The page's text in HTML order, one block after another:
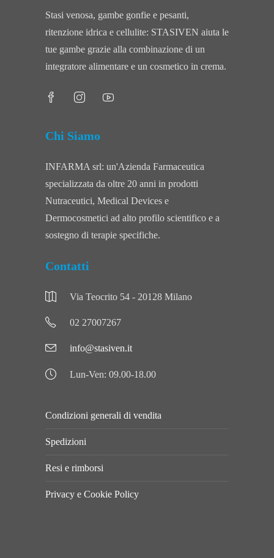
Stasi venosa, gambe gonfie e pesanti,
ritenzione idrica e cellulite: STASIVEN aiuta le
tue gambe grazie alla combinazione di un
integratore alimentare e un cosmetico in crema.
Chi Siamo
INFARMA srl: un'Azienda Farmaceutica
specializzata da oltre 20 anni in prodotti
Nutraceutici, Medical Devices e
Dermocosmetici ad alto profilo scientifico e a
sostegno di terapie specifiche.
Contatti
Via Teocrito 54 - 20128 Milano
02 27007267
info@stasiven.it
Lun-Ven: 09.00-18.00
Condizioni generali di vendita
Spedizioni
Resi e rimborsi
Privacy e Cookie Policy